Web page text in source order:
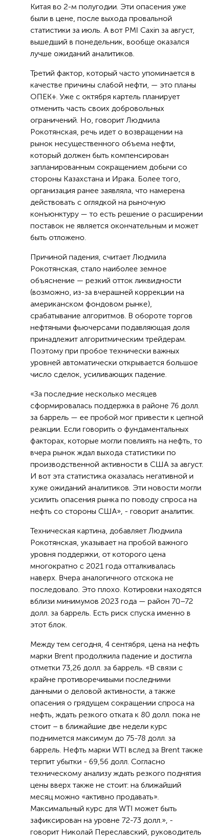
Китая во 2-м полугодии. Эти опасения уже
были в цене, после выхода провальной
статистики за июль. А вот PMI Caxin за август,
вышедший в понедельник, вообще оказался
лучше ожиданий аналитиков.
Третий фактор, который часто упоминается в
качестве причины слабой нефти, — это планы
ОПЕК+. Уже с октября картель планирует
отменить часть своих добровольных
ограничений. Но, говорит Людмила
Рокотянская, речь идет о возвращении на
рынок несущественного объема нефти,
который должен быть компенсирован
запланированным сокращением добычи со
стороны Казахстана и Ирака. Более того,
организация ранее заявляла, что намерена
действовать с оглядкой на рыночную
конъюнктуру — то есть решение о расширении
поставок не является окончательным и может
быть отложено.
Причиной падения, считает Людмила
Рокотянская, стало наиболее земное
объяснение — резкий отток ликвидности
(возможно, из-за вчерашней коррекции на
американском фондовом рынке),
срабатывание алгоритмов. В обороте торгов
нефтяными фьючерсами подавляющая доля
принадлежит алгоритмическим трейдерам.
Поэтому при пробое технически важных
уровней автоматически открывается большое
число сделок, усиливающих падение.
«За последние несколько месяцев
сформировалась поддержка в районе 76 долл.
за баррель — ее пробой мог привести к цепной
реакции. Если говорить о фундаментальных
факторах, которые могли повлиять на нефть, то
вчера рынок ждал выхода статистики по
производственной активности в США за август.
И вот эта статистика оказалась негативной и
хуже ожиданий аналитиков. Эти новости могли
усилить опасения рынка по поводу спроса на
нефть со стороны США», - говорит аналитик.
Техническая картина, добавляет Людмила
Рокотянская, указывает на пробой важного
уровня поддержки, от которого цена
многократно с 2021 года отталкивалась
наверх. Вчера аналогичного отскока не
последовало. Это плохо. Котировки находятся
вблизи минимумов 2023 года — район 70–72
долл. за баррель. Есть риск спуска именно в
этот блок.
Между тем сегодня, 4 сентября, цена на нефть
марки Brent продолжила падение и достигла
отметки 73,26 долл. за баррель. «В связи с
крайне противоречивыми последними
данными о деловой активности, а также
опасения о грядущем сокращении спроса на
нефть, ждать резкого отката к 80 долл. пока не
стоит – в ближайшие две недели курс
поднимется максимум до 75-78 долл. за
баррель. Нефть марки WTI вслед за Brent также
терпит убытки - 69,56 долл. Согласно
техническому анализу ждать резкого поднятия
цены вверх также не стоит: на ближайший
месяц можно «активно продавать».
Максимальный курс для WTI может быть
зафиксирован на уровне 72-73 долл.», -
говорит Николай Переславский, руководитель